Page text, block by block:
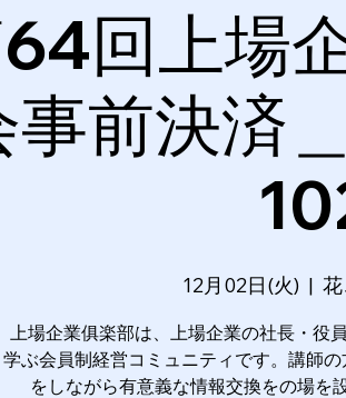
64回上場
事前決済
12月02日(火)
  |
上場企業俱楽部は、上場企業の社長・役
学ぶ会員制経営コミュニティです。講師
をしながら有意義な情報交換をの場を